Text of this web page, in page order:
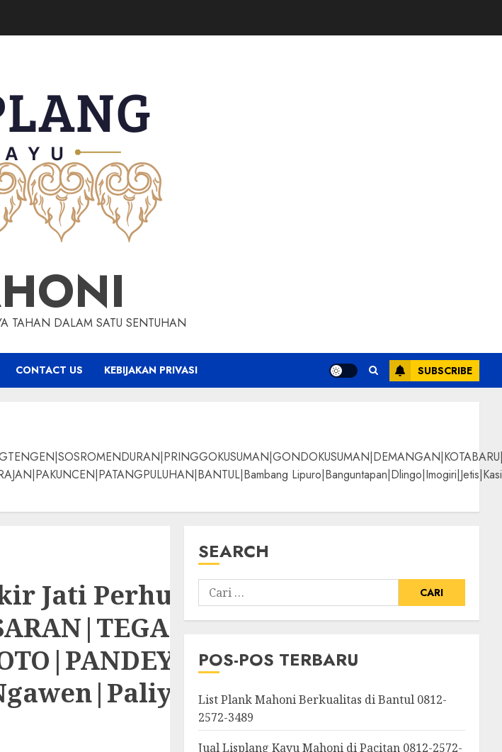
TAHAN DALAM SATU SENTUHAN
CONTACT US KEBIJAKAN PRIVASI SUBSCRIBE
Jati Perhutani Bermutu
SEARCH
POS-POS TERBARU
List Plank Mahoni Berkualitas di Bantul 0812-
2572-3489
Jual Lisplang Kayu Mahoni di Pacitan 0812-2572-